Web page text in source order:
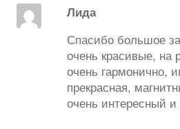
Лида
Спасибо большое
очень красивые, на
очень гармонично,
прекрасная,
очень интересный